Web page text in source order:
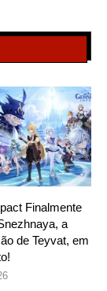
Finalmente
a
de Teyvat, em